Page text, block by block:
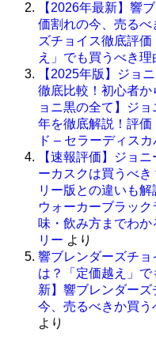
【2026年最新】響
価割れの今、売るべ
ズチョイス徹底評
え」でも買うべき
【2025年版】ジョ
徹底比較！初心者
ョニ黒の全て】ジ
年を徹底解説！評価
ド – セラーディス
【速報評価】ジョ
ーカスクは買うべ
リー版との違いも解
ウォーカーブラック
味・飲み方までわ
リー より
響ブレンダーズチ
は？「定価越え」
新】響ブレンダー
今、売るべきか買
より